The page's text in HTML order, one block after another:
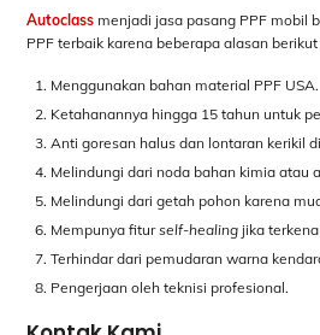
Autoclass menjadi jasa pasang PPF mobil
PPF terbaik karena beberapa alasan berikut
Menggunakan bahan material PPF USA.
Ketahanannya hingga 15 tahun untuk
Anti goresan halus dan lontaran kerikil
Melindungi dari noda bahan kimia atau
Melindungi dari getah pohon karena
Mempunya fiturself-healingjika terkena
Terhindar dari pemudaran warna
Pengerjaan oleh teknisi profesional.